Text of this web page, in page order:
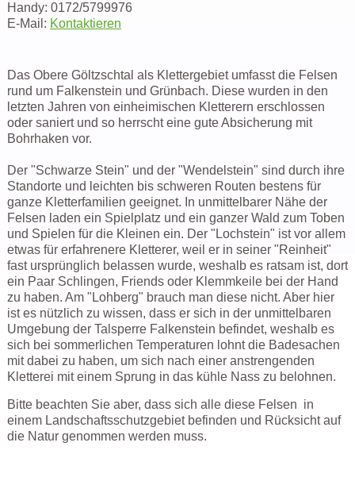
Handy: 0172/5799976
E-Mail: Kontaktieren
Das Obere Göltzschtal als Klettergebiet umfasst die Felsen
rund um Falkenstein und Grünbach. Diese wurden in den
letzten Jahren von einheimischen Kletterern erschlossen
oder saniert und so herrscht eine gute Absicherung mit
Bohrhaken vor.
Der "Schwarze Stein" und der "Wendelstein" sind durch ihre
Standorte und leichten bis schweren Routen bestens für
ganze Kletterfamilien geeignet. In unmittelbarer Nähe der
Felsen laden ein Spielplatz und ein ganzer Wald zum Toben
und Spielen für die Kleinen ein. Der "Lochstein" ist vor allem
etwas für erfahrenere Kletterer, weil er in seiner "Reinheit"
fast ursprünglich belassen wurde, weshalb es ratsam ist, dort
ein Paar Schlingen, Friends oder Klemmkeile bei der Hand
zu haben. Am "Lohberg" brauch man diese nicht. Aber hier
ist es nützlich zu wissen, dass er sich in der unmittelbaren
Umgebung der Talsperre Falkenstein befindet, weshalb es
sich bei sommerlichen Temperaturen lohnt die Badesachen
mit dabei zu haben, um sich nach einer anstrengenden
Kletterei mit einem Sprung in das kühle Nass zu belohnen.
Bitte beachten Sie aber, dass sich alle diese Felsen in
einem Landschaftsschutzgebiet befinden und Rücksicht auf
die Natur genommen werden muss.